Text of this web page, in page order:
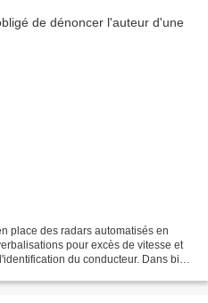
pour excès de vitesse et
du conducteur. Dans bien